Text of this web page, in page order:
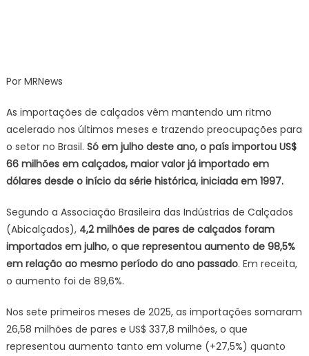
Por MRNews
As importações de calçados vêm mantendo um ritmo
acelerado nos últimos meses e trazendo preocupações para
o setor no Brasil. Só em julho deste ano, o país importou US$
66 milhões em calçados, maior valor já importado em
dólares desde o início da série histórica, iniciada em 1997.
Segundo a Associação Brasileira das Indústrias de Calçados
(Abicalçados), 4,2 milhões de pares de calçados foram
importados em julho, o que representou aumento de 98,5%
em relação ao mesmo período do ano passado. Em receita,
o aumento foi de 89,6%.
Nos sete primeiros meses de 2025, as importações somaram
26,58 milhões de pares e US$ 337,8 milhões, o que
representou aumento tanto em volume (+27,5%) quanto